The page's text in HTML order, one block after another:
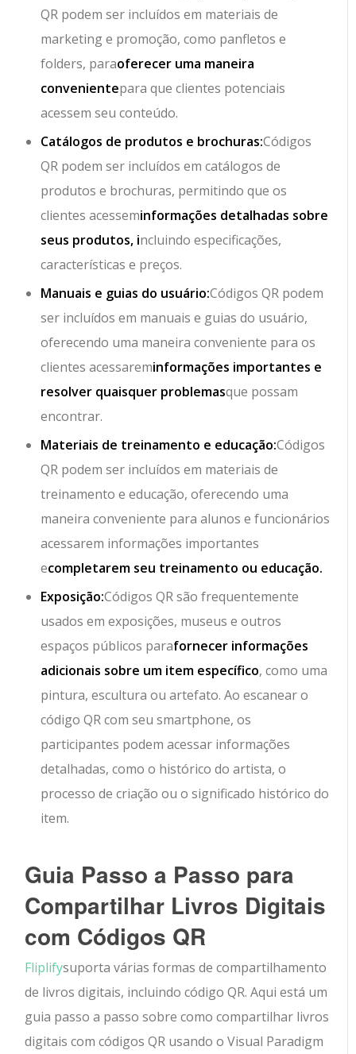
QR podem ser incluídos em materiais de
marketing e promoção, como panfletos e
folders, paraoferecer uma maneira
convenientepara que clientes potenciais
acessem seu conteúdo.
Catálogos de produtos e brochuras:Códigos
QR podem ser incluídos em catálogos de
produtos e brochuras, permitindo que os
clientes acesseminformações detalhadas sobre
seus produtos, incluindo especificações,
características e preços.
Manuais e guias do usuário:Códigos QR podem
ser incluídos em manuais e guias do usuário,
oferecendo uma maneira conveniente para os
clientes acessareminformações importantes e
resolver quaisquer problemasque possam
encontrar.
Materiais de treinamento e educação:Códigos
QR podem ser incluídos em materiais de
treinamento e educação, oferecendo uma
maneira conveniente para alunos e funcionários
acessarem informações importantes
ecompletarem seu treinamento ou educação.
Exposição:Códigos QR são frequentemente
usados em exposições, museus e outros
espaços públicos parafornecer informações
adicionais sobre um item específico, como uma
pintura, escultura ou artefato. Ao escanear o
código QR com seu smartphone, os
participantes podem acessar informações
detalhadas, como o histórico do artista, o
processo de criação ou o significado histórico do
item.
Guia Passo a Passo para
Compartilhar Livros Digitais
com Códigos QR
Fliplifysuporta várias formas de compartilhamento
de livros digitais, incluindo código QR. Aqui está um
guia passo a passo sobre como compartilhar livros
digitais com códigos QR usando o Visual Paradigm